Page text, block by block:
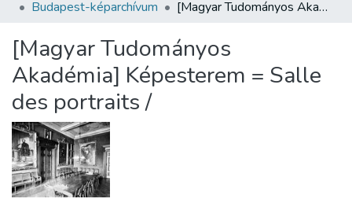
Statistics
About us
Budapest-képarchívum
[Magyar Tudományos Akadémia] Képesterem = Salle des portraits /
[Magyar Tudományos
Akadémia] Képesterem = Salle
des portraits /